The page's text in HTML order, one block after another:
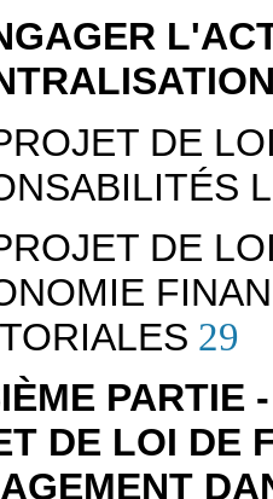
DE
DE
29
PARTIE
DE LOI DE